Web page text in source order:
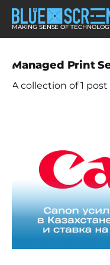
MAKING SENSE OF
Managed Print
A collection of 1 post